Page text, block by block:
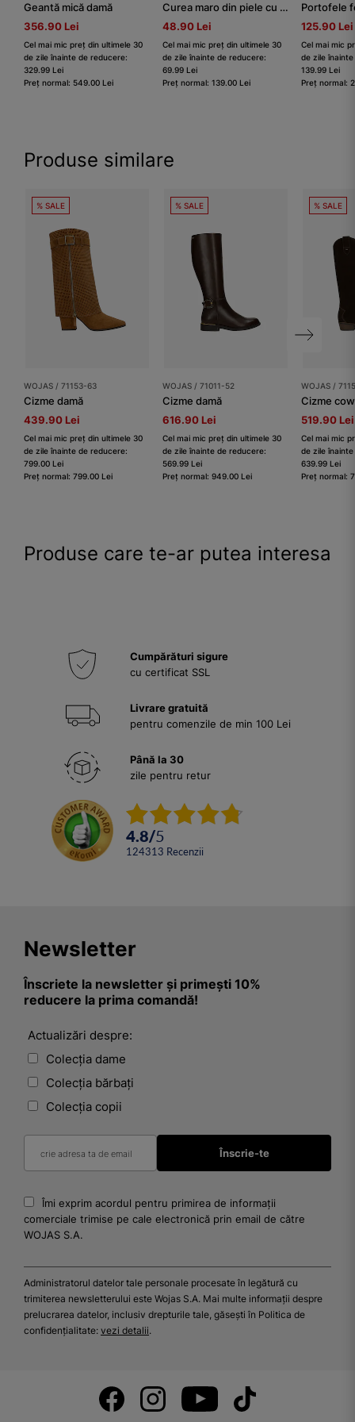
Geantă mică damă
356.90 Lei
Cel mai mic preț din ultimele 30
de zile înainte de reducere:
329.99 Lei
Preț normal: 549.00 Lei
Curea maro din piele cu cataramă pătrat damă
48.90 Lei
Cel mai mic preț din ultimele 30
de zile înainte de reducere:
69.99 Lei
Preț normal: 139.00 Lei
Portofele
125.90 Lei
Cel mai mic
de zile
139.99 Lei
Preț normal:
Produse similare
% SALE
WOJAS / 71153-63
Cizme damă
439.90 Lei
Cel mai mic preț din ultimele 30
de zile înainte de reducere:
799.00 Lei
Preț normal: 799.00 Lei
% SALE
WOJAS / 71011-52
Cizme damă
616.90 Lei
Cel mai mic preț din ultimele 30
de zile înainte de reducere:
569.99 Lei
Preț normal: 949.00 Lei
% SALE
WOJAS /
519.90 Lei
Cel mai mic
de zile
639.99 Lei
Preț normal:
Produse care te-ar putea interesa
Cumpărături sigure
cu certificat SSL
Livrare gratuită
pentru comenzile de min 100 Lei
Până la 30
zile pentru retur
4.8/5
124313 Recenzii
Newsletter
Înscriete la newsletter și primești 10%
reducere la prima comandă!
Actualizări despre:
Colecția dame
Colecția bărbați
Colecția copii
Îmi exprim acordul pentru primirea de informații
comerciale trimise pe cale electronică prin email de către
WOJAS S.A.
Administratorul datelor tale personale procesate în legătură cu
trimiterea newsletterului este Wojas S.A. Mai multe informații despre
prelucrarea datelor, inclusiv drepturile tale, găsești în Politica de
confidențialitate: vezi detalii.